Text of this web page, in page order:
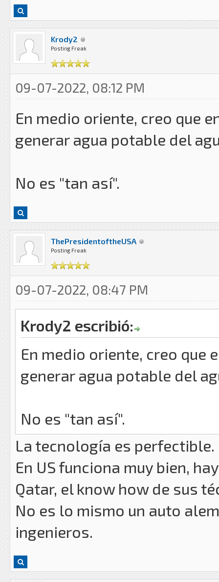
Krody2
Posting Freak
09-07-2022, 08:12 PM
En medio oriente, creo que
generar agua potable del
No es "tan así".
ThePresidentoftheUSA
Posting Freak
09-07-2022, 08:47 PM
Krody2 escribió:
En medio oriente, creo que
generar agua potable del
No es "tan así".
La tecnología es perfectible.
En US funciona muy bien,
Qatar, el know how de sus
No es lo mismo un auto
ingenieros.